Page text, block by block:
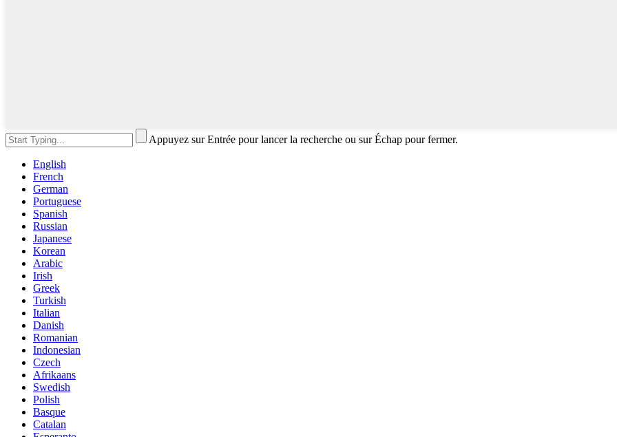
Appuyez sur Entrée pour lancer la recherche ou sur Échap pour fermer.
English
French
German
Portuguese
Spanish
Russian
Japanese
Korean
Arabic
Irish
Greek
Turkish
Italian
Danish
Romanian
Indonesian
Czech
Afrikaans
Swedish
Polish
Basque
Catalan